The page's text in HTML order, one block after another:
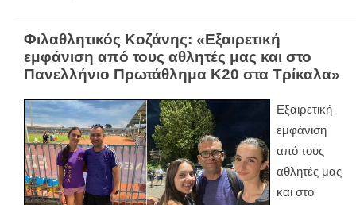
Φιλαθλητικός Κοζάνης: «Εξαιρετική
εμφάνιση από τους αθλητές μας και στο
Πανελλήνιο Πρωτάθλημα Κ20 στα Τρίκαλα»
Εξαιρετική
εμφάνιση
από τους
αθλητές μας
και στο